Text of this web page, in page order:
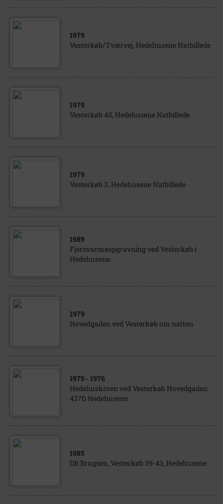
1979
Vesterkøb/Tværvej, Hedehusene Natbillede
1979
Vesterkøb 40, Hedehusene Natbillede
1979
Vesterkøb 3, Hedehusene Natbillede
1989
Fjernvarmeopgravning ved Vesterkøb i
Hedehusene.
1979
Hovedgaden ved Vesterkøb om natten
1975 - 1976
Hedehuskroen ved Vesterkøb Hovedgaden
437D Hedehusene
1985
DB Brugsen, Vesterkøb 39-43, Hedehusene